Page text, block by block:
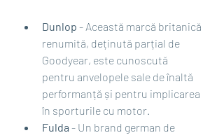
Dunlop - Această marcă britanică
renumită, deținută parțial de
Goodyear, este cunoscută
pentru anvelopele sale de înaltă
performanță și pentru implicarea
în sporturile cu motor.
Fulda - Un brand german de